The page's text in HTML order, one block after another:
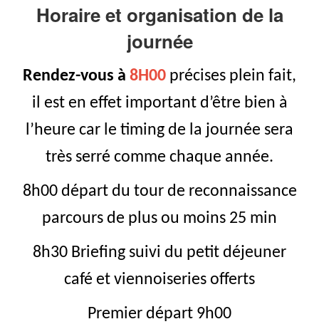
Horaire et organisation de la
journée
Rendez-vous à 8H00 précises plein fait,
il est en effet important d’être bien à
l’heure car le timing de la journée sera
très serré comme chaque année.
8h00 départ du tour de reconnaissance
parcours de plus ou moins 25 min
8h30 Briefing suivi du petit déjeuner
café et viennoiseries offerts
Premier départ 9h00